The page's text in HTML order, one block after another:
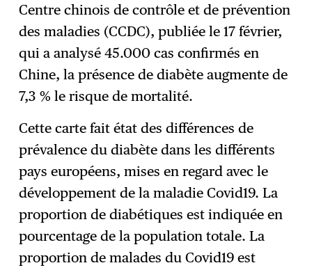
Centre chinois de contrôle et de prévention
des maladies (CCDC), publiée le 17 février,
qui a analysé 45.000 cas confirmés en
Chine, la présence de diabète augmente de
7,3 % le risque de mortalité.
Cette carte fait état des différences de
prévalence du diabète dans les différents
pays européens, mises en regard avec le
développement de la maladie Covid19. La
proportion de diabétiques est indiquée en
pourcentage de la population totale. La
proportion de malades du Covid19 est